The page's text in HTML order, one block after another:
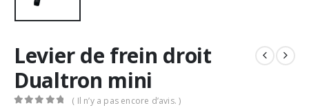
Levier de frein droit
Dualtron mini
( Il n’y a pas encore d’avis. )